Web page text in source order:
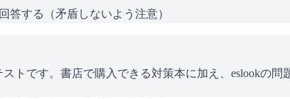
答する（矛盾しないよう注意）
トです。書店で購入できる対策本に加え、eslookの問